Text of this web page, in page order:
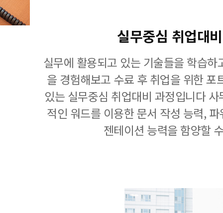
실무중심 취업대
실무에 활용되고 있는 기술들을 학습
을 경험해보고 수료 후 취업을 위한 포
있는 실무중심 취업대비 과정입니다
적인 워드를 이용한 문서 작성 능력,
젠테이션 능력을 함양할